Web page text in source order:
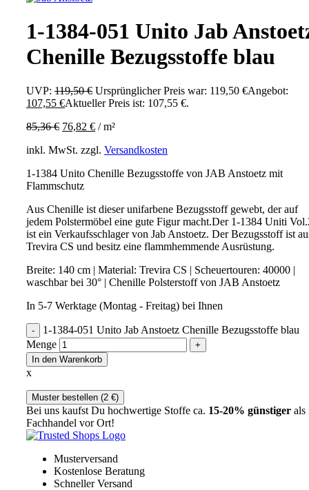
1-1384-051 Unito Jab
Chenille Bezugsstoffe blau
UVP: 119,50€ Ursprünglicher Preis war: 119,50 €Angebot:
107,55 €Aktueller Preis ist: 107,55 €.
85,36€ 76,82 € /m²
inkl. MwSt. zzgl. Versandkosten
1-1384 Unito Chenille Bezugsstoffe von JAB Anstoetz mit
Flammschutz
Aus Chenille ist dieser unifarbene Bezugsstoff gewebt, der auf
jedem Polstermöbel eine gute Figur macht.Der 1-1384 Uniti
ist ein Verkaufsschlager von Jab Anstoetz. Der Bezugsstoff ist
Trevira CS und besitz eine flammhemmende Ausrüstung.
Breite: 140 cm | Material: Trevira CS | Scheuertouren: 40000 |
waschbar bei 30° | Chenille Polsterstoff von JAB Anstoetz
In 5-7 Werktage (Montag - Freitag) bei Ihnen
1-1384-051 Unito Jab Anstoetz Chenille Bezugsstoffe blau
Menge
In den Warenkorb
x
Muster bestellen (2 €)
Bei uns kaufst Du hochwertige Stoffe ca. 15-20% günstiger als
Fachhandel vor Ort!
Musterversand
Kostenlose Beratung
Schneller Versand